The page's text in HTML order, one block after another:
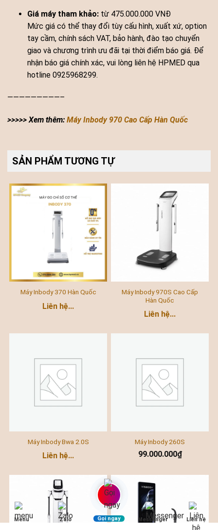
Giá máy tham khảo:từ 475.000.000 VNĐ
Mức giá có thể thay đổi tùy cấu hình, xuất xứ, option
tay cầm, chính sách VAT, bảo hành, đào tạo chuyển
giao và chương trình ưu đãi tại thời điểm báo giá. Để
nhận báo giá chính xác, vui lòng liên hệ HPMED qua
hotline 0925968299.
—————————–
>>>>> Xem thêm: Máy Inbody 970 Cao Cấp Hàn Quốc
SẢN PHẨM TƯƠNG TỰ
Máy Inbody 370 Hàn Quốc
Liên hệ...
Máy Inbody 970S Cao Cấp
Hàn Quốc
Liên hệ...
Máy Inbody Bwa 2.0S
Liên hệ...
Máy Inbody 260S
99.000.000₫
Menu Zalo Gọi ngay Messenger Liên hệ